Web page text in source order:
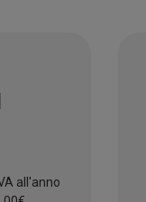
all'anno